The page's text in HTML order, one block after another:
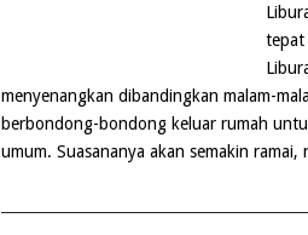
tepat
menyenangkan dibandingkan malam-
berbondong-bondong keluar rumah
umum. Suasananya akan semakin